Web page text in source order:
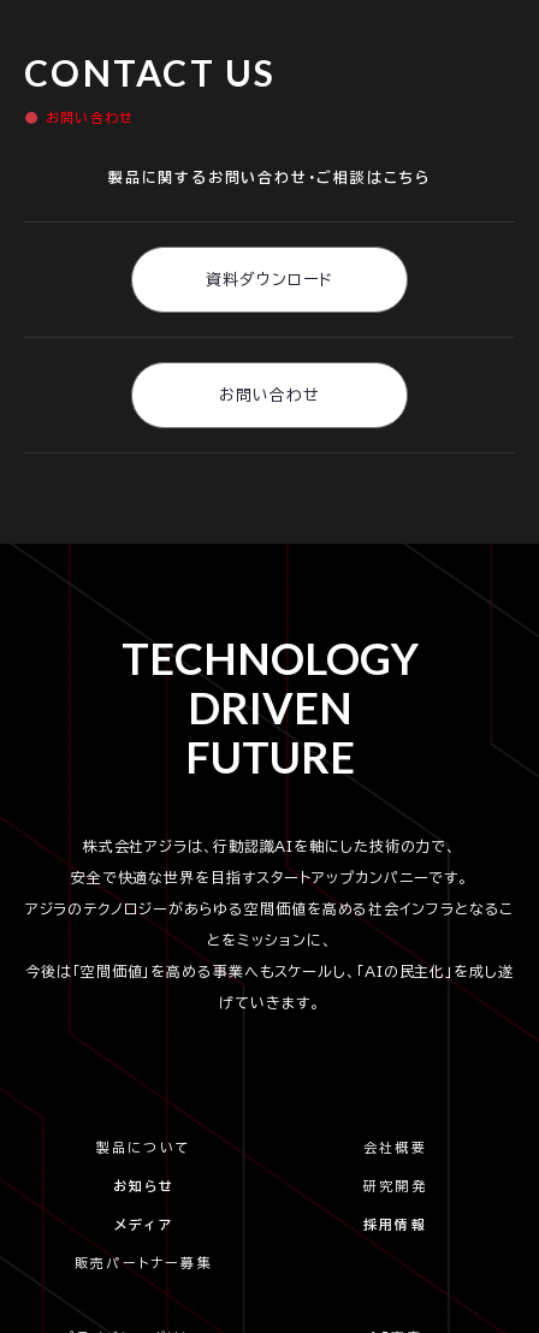
CONTACT US
お問い合わせ
製品に関するお問い合わせ・ご相談はこちら
資料ダウンロード
お問い合わせ
TECHNOLOGY
DRIVEN
FUTURE
株式会社アジラは、行動認識AIを軸にした技術の力で、
安全で快適な世界を目指すスタートアップカンパニーです。
アジラのテクノロジーがあらゆる空間価値を高める社会インフラとなるこ
とをミッションに、
今後は「空間価値」を高める事業へもスケールし、「AIの民主化」を成し遂
げていきます。
製品について 会社概要
お知らせ 研究開発
メディア 採用情報
販売パートナー募集